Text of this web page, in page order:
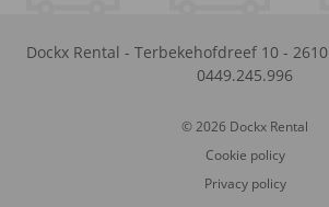
Dockx Rental - Terbekehofdreef 10 - 2610
0449.245.996
© 2026 Dockx Rental
Cookie policy
Privacy policy